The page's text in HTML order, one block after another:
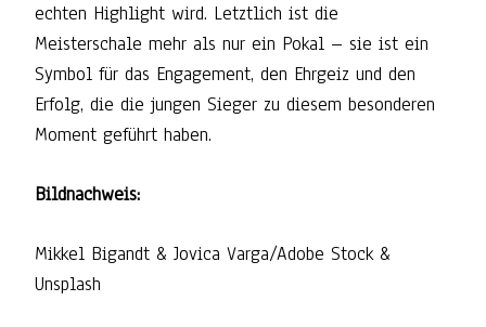
echten Highlight wird. Letztlich ist die
Meisterschale mehr als nur ein Pokal – sie ist ein
Symbol für das Engagement, den Ehrgeiz und den
Erfolg, die die jungen Sieger zu diesem besonderen
Moment geführt haben.
Bildnachweis:
Mikkel Bigandt & Jovica Varga/Adobe Stock &
Unsplash